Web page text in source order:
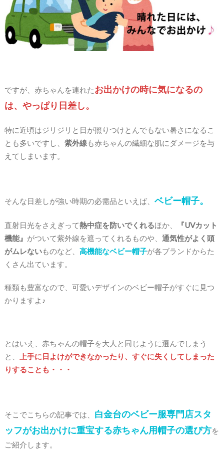
ですが、赤ちゃんを連れたお出かけの時に気になるの
は、やっぱり日差し。
特に近頃はジリジリと日が照りつけとんでもない暑さになるこ
とも多いですし、 紫外線 も赤ちゃんの繊細な肌にダメージを与
えてしまいます。
そんな日差しが強い時期の必需品といえば、 ベビー帽子。
直射日光をさえぎって熱中症を防いでくれるほか、
『UVカット
機能』 がついて紫外線を遮ってくれるものや、 通気性がよく頭
がムレないものなど、 高機能なベビー帽子が各ブランドからた
くさん出ています。
種類も豊富なので、可愛いデザインのベビー帽子がすぐに見つ
かりますよ♪
とはいえ、赤ちゃんの帽子を大人と同じように選んでしまう
と、
上手に日よけができなかったり、すぐに失くしてしまった
りすることも・・・
そこでこちらの記事では、 白金台のベビー服専門店スタ
ッフがお出かけに重宝する赤ちゃん用帽子の選び方を
ご紹介します。